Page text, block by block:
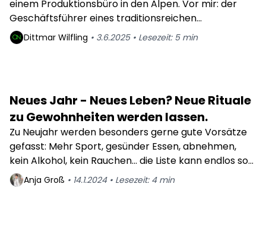
Überlebensstrategie wird
einem Produktionsbüro in den Alpen. Vor mir: der
Geschäftsführer eines traditionsreichen
Sportartikelunternehmens, seit Generationen
familiengeführt. Wir sprachen über kreislauffähige
nicht wegen Moral.“
Dittmar Wilfling • 3.6.2025• Lesezeit: 5min
Neues Jahr - Neues Leben? Neue Rituale
zu Gewohnheiten werden lassen.
Zu Neujahr werden besonders gerne gute Vorsätze
gefasst: Mehr Sport, gesünder Essen, abnehmen,
kein Alkohol, kein Rauchen… die Liste kann endlos so
weiter gehen.
Anja Groß • 14.1.2024• Lesezeit: 4min